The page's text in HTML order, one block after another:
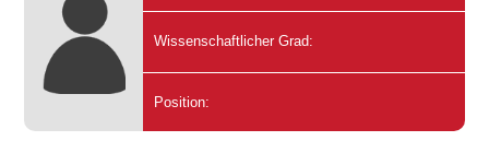
Wissenschaftlicher Grad:
Position: